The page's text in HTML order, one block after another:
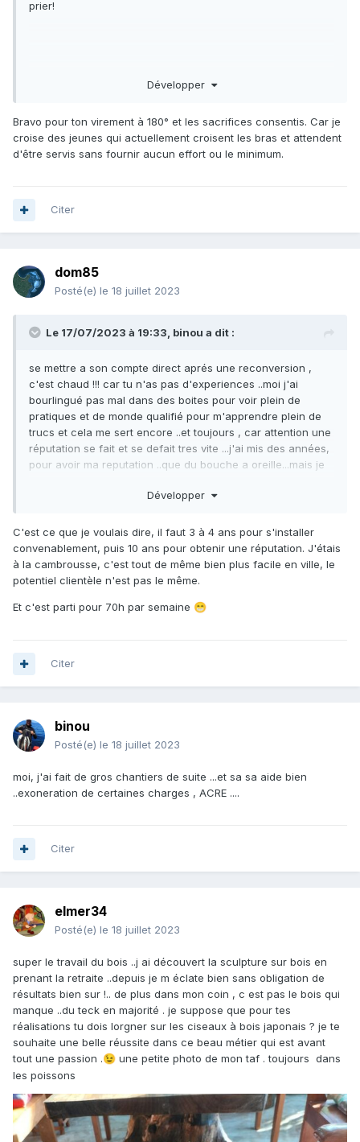
prier!
Développer
Bravo pour ton virement à 180° et les sacrifices consentis. Car je
croise des jeunes qui actuellement croisent les bras et attendent
d'être servis sans fournir aucun effort ou le minimum.
Citer
dom85
Posté(e) le 18 juillet 2023
Le 17/07/2023 à 19:33, binou a dit :
se mettre a son compte direct aprés une reconversion ,
c'est chaud !!! car tu n'as pas d'experiences ..moi j'ai
bourlingué pas mal dans des boites pour voir plein de
pratiques et de monde qualifié pour m'apprendre plein de
trucs et cela me sert encore ..et toujours , car attention une
réputation se fait et se defait tres vite ...j'ai mis des années,
pour avoir ma reputation ..que du bouche a oreille...mais je
sociaux et j'en passe ....j'essaie de faire mon taf le mieux
des vieux ...eux ils sont a l'heure et ils bossent ...et surtout je
les respecte ..car certain patrons prennent le melon , sa
roule en audi et te snobe ...bref ...fait bien attention a toi ...et
bon courage .
Développer
C'est ce que je voulais dire, il faut 3 à 4 ans pour s'installer
convenablement, puis 10 ans pour obtenir une réputation. J'étais
à la cambrousse, c'est tout de même bien plus facile en ville, le
potentiel clientèle n'est pas le même.
Et c'est parti pour 70h par semaine 😁
Citer
binou
Posté(e) le 18 juillet 2023
moi, j'ai fait de gros chantiers de suite ...et sa sa aide bien
..exoneration de certaines charges , ACRE ....
Citer
elmer34
Posté(e) le 18 juillet 2023
super le travail du bois ..j ai découvert la sculpture sur bois en
prenant la retraite ..depuis je m éclate bien sans obligation de
résultats bien sur !.. de plus dans mon coin , c est pas le bois qui
manque ..du teck en majorité . je suppose que pour tes
réalisations tu dois lorgner sur les ciseaux à bois japonais ? je te
souhaite une belle réussite dans ce beau métier qui est avant
tout une passion .😉 une petite photo de mon taf . toujours dans
les poissons